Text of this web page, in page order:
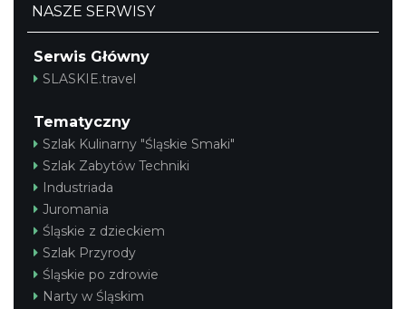
NASZE SERWISY
Serwis Główny
SLASKIE.travel
Tematyczny
Szlak Kulinarny "Śląskie Smaki"
Szlak Zabytów Techniki
Industriada
Juromania
Śląskie z dzieckiem
Szlak Przyrody
Śląskie po zdrowie
Narty w Śląskim